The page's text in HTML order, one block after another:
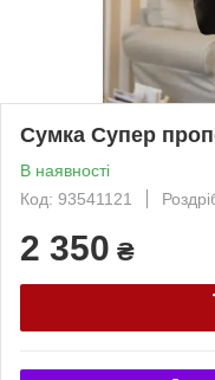
Сумка Супер
В наявності
Код: 93541121
2 350 ₴